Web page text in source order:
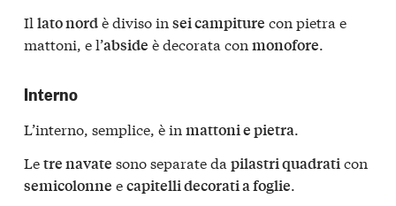
Il lato nordè diviso in sei campiture con pietra e
mattoni, e l’abside è decorata con monofore.
Interno
L’interno, semplice, è in mattoni e pietra.
Letre navate sono separate da pilastri quadraticon
semicolonne ecapitelli decorati a foglie.